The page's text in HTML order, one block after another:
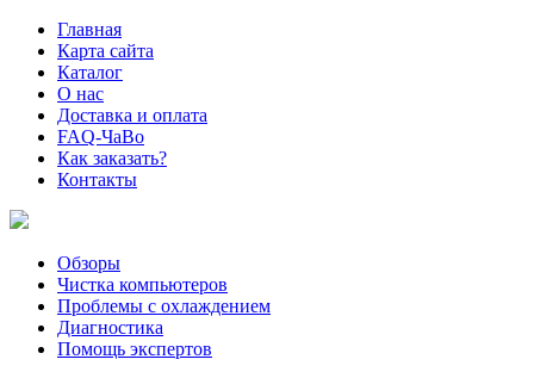
Главная
Карта сайта
Каталог
О нас
Доставка и оплата
FAQ-ЧаВо
Как заказать?
Контакты
Обзоры
Чистка компьютеров
Проблемы с охлаждением
Диагностика
Помощь экспертов